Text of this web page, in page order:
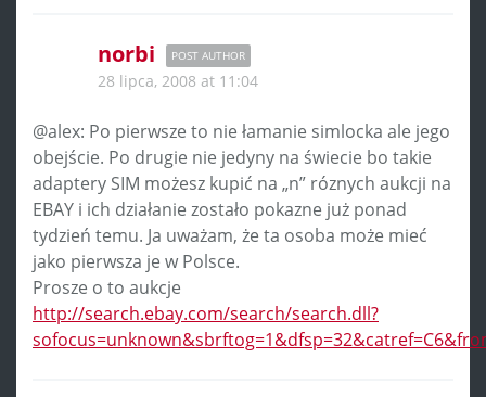
norbi POST AUTHOR
28 lipca, 2008 at 11:04
@alex: Po pierwsze to nie łamanie simlocka ale jego
obejście. Po drugie nie jedyny na świecie bo takie
adaptery SIM możesz kupić na „n” róznych aukcji na
EBAY i ich działanie zostało pokazne już ponad
tydzień temu. Ja uważam, że ta osoba może mieć
jako pierwsza je w Polsce.
Prosze o to aukcje
http://search.ebay.com/search/search.dll?